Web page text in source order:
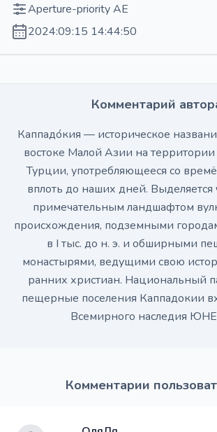
Aperture-priority AE
2024:09:15 14:44:50
Комментарий
Каппадо́кия — историческое
востоке Малой Азии на
Турции, употребляющееся со
вплоть до наших дней.
примечательным ландшафтом
происхождения, подземными
в I тыс. до н. э. и обширными
монастырями, ведущими свою
ранних христиан. Национальный
пещерные поселения Каппадокии
Всемирного наследия
Комментарии